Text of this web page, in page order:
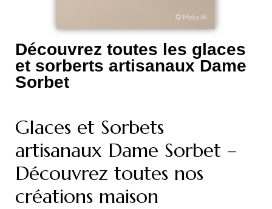
Découvrez toutes les glaces
et sorberts artisanaux Dame
Sorbet
Glaces et Sorbets
artisanaux Dame Sorbet –
Découvrez toutes nos
créations maison